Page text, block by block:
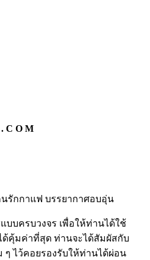
C O M
รักกาแฟ บรรยากาศอบอุ่น
บบครบวงจร เพื่อให้ท่านได้ใช้
ด้คุ้มค่าที่สุด ท่านจะได้สัมผัสกับ
ๆ ไว้คอยรองรับให้ท่านได้ผ่อน